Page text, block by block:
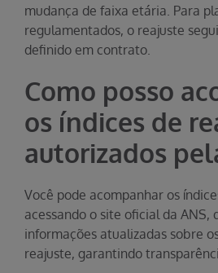
mudança de faixa etária. Para
regulamentados, o reajuste
definido em contrato.
Como posso
os índices de
autorizados
Você pode acompanhar os
acessando o site oficial da ANS,
informações atualizadas sobre
reajuste, garantindo